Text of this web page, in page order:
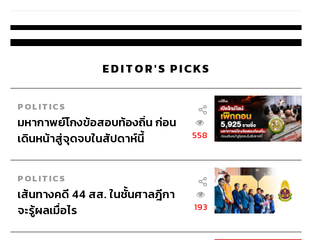
สภาพภูมิอากาศที่ผันผวน (Climate Change) ที่มีน้ำ
หนักเพิ่มขึ้นทั้งจากภาวะการเกิดลานีญา เอลนีโญ มี
รอบสั้นและรุนแรงกว่าในอดีต ซึ่งย่อมส่งผลกระทบกับ
ไม่ได้ ทำให้การสร้างผลผลิตไม่เป็นไปตามฤดูกาล
เหมือนในอดีต
เกษตรกรรมที่ขาดการเชื่อมต่อและสนับสนุน เกษตรกร
ส่วนใหญ่เป็นวัยสูงอายุและคนรุ่นใหม่ให้ความสนใจ
น้อยลงต่อเนื่องทุกปี ประกอบกับระบบรายได้ของเกษตร
ส่วนใหญ่ยังเป็นระบบเก่าที่รายจ่ายสวนทางกับรายได้ส่ง
EDITOR'S PICKS
POLITICS
มหากาพย์โกงข้อสอบท้องถิ่น ก่อน
เดินหน้าสู่จุดจบในสัปดาห์นี้
558
POLITICS
เส้นทางคดี 44 สส. ในชั้นศาลฎีกา
จะรู้ผลเมื่อไร
193